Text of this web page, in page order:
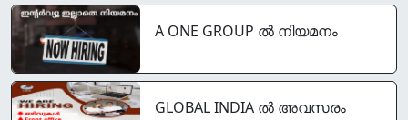
A ONE GROUP ൽ നിയമനം
GLOBAL INDIA ൽ അവസരം